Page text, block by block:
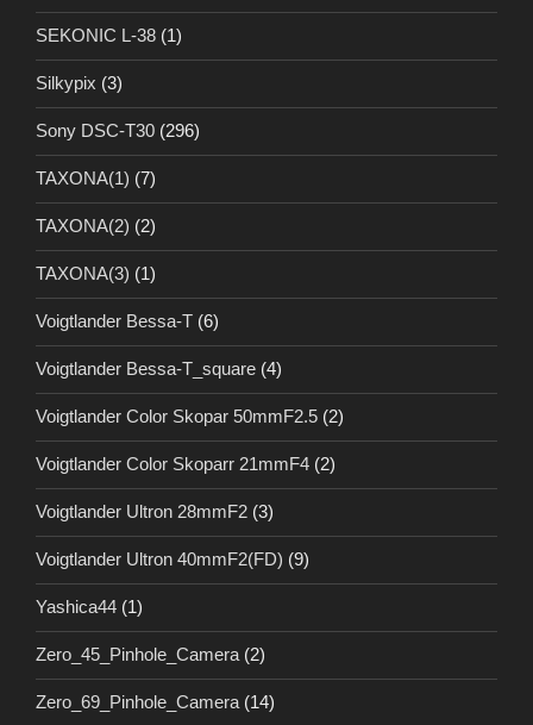
SEKONIC L-38 (1)
Silkypix (3)
Sony DSC-T30 (296)
TAXONA(1) (7)
TAXONA(2) (2)
TAXONA(3) (1)
Voigtlander Bessa-T (6)
Voigtlander Bessa-T_square (4)
Voigtlander Color Skopar 50mmF2.5 (2)
Voigtlander Color Skoparr 21mmF4 (2)
Voigtlander Ultron 28mmF2 (3)
Voigtlander Ultron 40mmF2(FD) (9)
Yashica44 (1)
Zero_45_Pinhole_Camera(2)
Zero_69_Pinhole_Camera(14)